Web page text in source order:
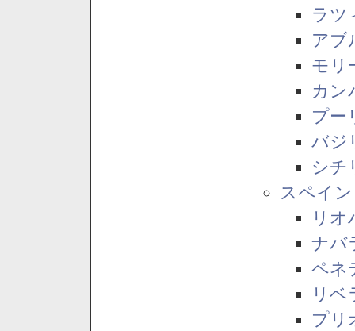
ラツ
アブ
モリ
カン
プー
バジ
シチ
スペイン
リオ
ナバ
ペネ
リベ
プリ